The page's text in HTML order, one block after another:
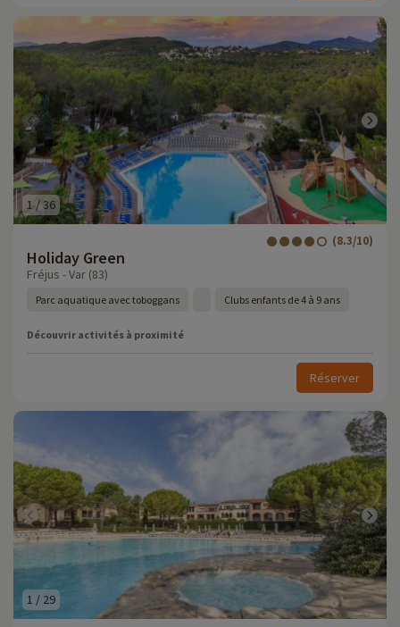
1 /36
Holiday Green
(8.3/10)
Fréjus - Var (83)
Parc aquatique avec toboggans Clubs enfants de 4 à 9 ans
Découvrir activités à proximité
Réserver
1 / 29